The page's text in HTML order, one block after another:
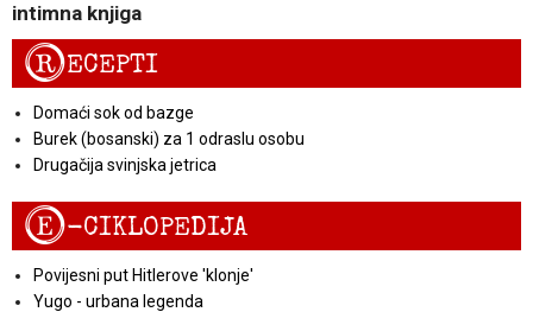
intimna knjiga
RECEPTI
Domaći sok od bazge
Burek (bosanski) za 1 odraslu osobu
Drugačija svinjska jetrica
E-CIKLOPEDIJA
Povijesni put Hitlerove 'klonje'
Yugo - urbana legenda